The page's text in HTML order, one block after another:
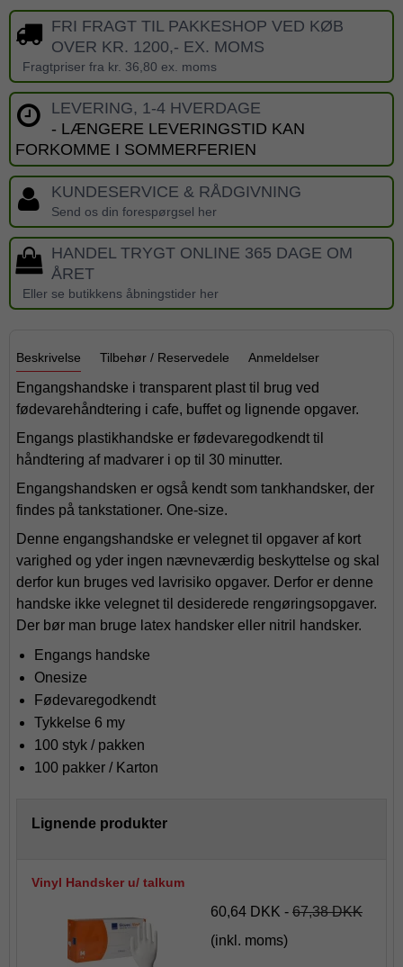
FRI FRAGT TIL PAKKESHOP VED KØB
OVER KR. 1200,- EX. MOMS
Fragtpriser fra kr. 36,80 ex. moms
LEVERING, 1-4 HVERDAGE
- LÆNGERE LEVERINGSTID KAN
FORKOMME I SOMMERFERIEN
KUNDESERVICE & RÅDGIVNING
Send os din forespørgsel her
HANDEL TRYGT ONLINE 365 DAGE OM
ÅRET
Eller se butikkens åbningstider her
Beskrivelse Tilbehør / Reservedele Anmeldelser
Engangshandske i transparent plast til brug ved
fødevarehåndtering i cafe, buffet og lignende opgaver.
Engangs plastikhandske er fødevaregodkendt til
håndtering af madvarer i op til 30 minutter.
Engangshandsken er også kendt som tankhandsker, der
findes på tankstationer. One-size.
Denne engangshandske er velegnet til opgaver af kort
varighed og yder ingen nævneværdig beskyttelse og skal
derfor kun bruges ved lavrisiko opgaver. Derfor er denne
handske ikke velegnet til desiderede rengøringsopgaver.
Der bør man bruge latex handsker eller nitril handsker.
Engangs handske
Onesize
Fødevaregodkendt
Tykkelse 6 my
100 styk / pakken
100 pakker / Karton
Lignende produkter
Vinyl Handsker u/ talkum
60,64 DKK - 67,38 DKK
(inkl. moms)